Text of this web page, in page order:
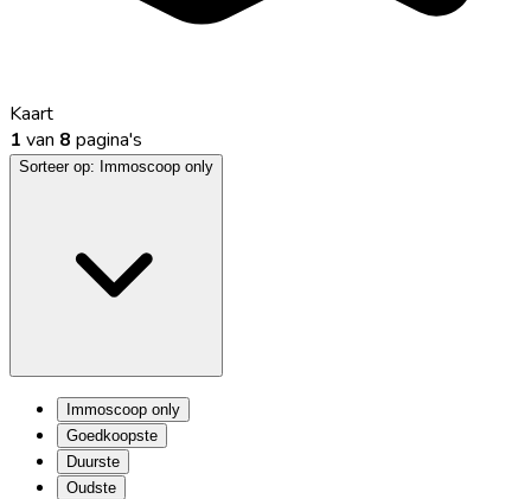
Kaart
1 van 8 pagina's
Sorteer op: Immoscoop only
Immoscoop only
Goedkoopste
Duurste
Oudste